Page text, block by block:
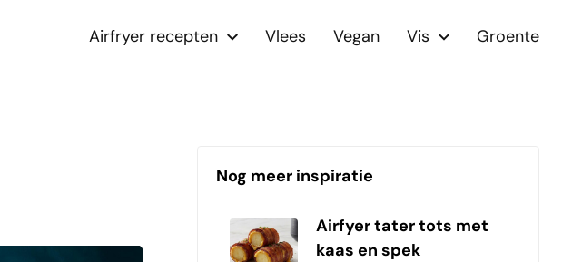
Airfryer recepten Vlees Vegan Vis Groente
Nog meer inspiratie
Airfyer tater tots met
kaas en spek